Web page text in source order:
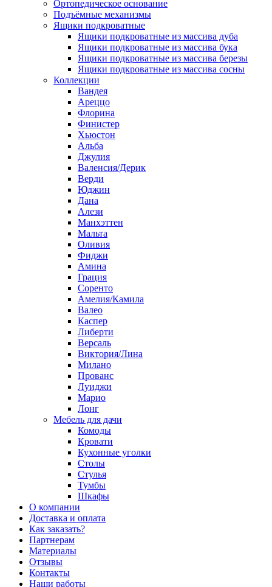
Ортопедическое основание
Подъёмные механизмы
Ящики подкроватные
Ящики подкроватные из массива дуба
Ящики подкроватные из массива бука
Ящики подкроватные из массива березы
Ящики подкроватные из массива сосны
Коллекции
Вандея
Ареццо
Флорина
Финистер
Хьюстон
Альба
Джулия
Валенсия/Дерик
Верди
Юджин
Дана
Алези
Манхэттен
Мальта
Оливия
Фиджи
Амина
Грация
Соренто
Амелия/Камила
Валео
Каспер
Либерти
Версаль
Виктория/Лина
Милано
Прованс
Луиджи
Марио
Лонг
Мебель для дачи
Комоды
Кровати
Кухонные уголки
Столы
Стулья
Тумбы
Шкафы
О компании
Доставка и оплата
Как заказать?
Партнерам
Материалы
Отзывы
Контакты
Наши работы